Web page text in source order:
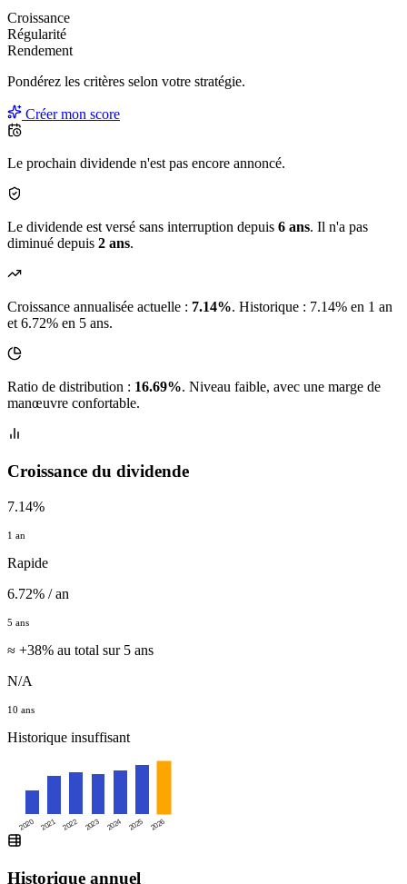
Croissance
Régularité
Rendement
Pondérez les critères selon votre stratégie.
Créer mon score
Le prochain dividende n'est pas encore annoncé.
Le dividende est versé sans interruption depuis 6 ans. Il n'a pas
diminué depuis 2 ans.
Croissance annualisée actuelle : 7.14%. Historique : 7.14% en 1 an
et 6.72% en 5 ans.
Ratio de distribution : 16.69%. Niveau faible, avec une marge de
manœuvre confortable.
Croissance du dividende
7.14%
1 an
Rapide
6.72% / an
5 ans
≈ +38% au total sur 5 ans
N/A
10 ans
Historique insuffisant
2020 2021 2022 2023 2024 2025 2026
Historique annuel